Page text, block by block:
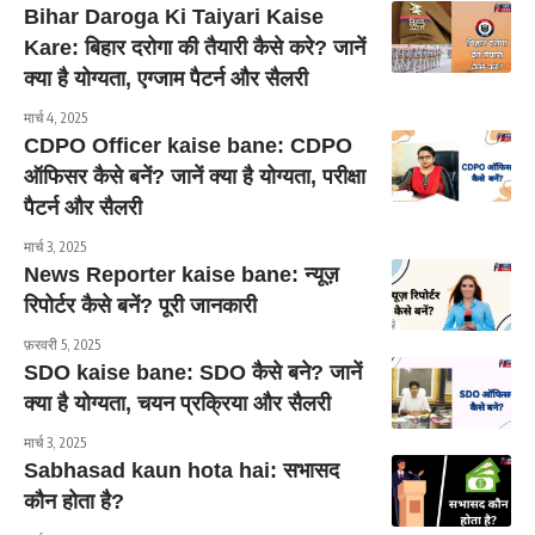
Bihar Daroga Ki Taiyari Kaise
Kare: बिहार दरोगा की तैयारी कैसे करे? जानें
क्या है योग्यता, एग्जाम पैटर्न और सैलरी
मार्च 4, 2025
CDPO Officer kaise bane: CDPO
ऑफिसर कैसे बनें? जानें क्या है योग्यता, परीक्षा
पैटर्न और सैलरी
मार्च 3, 2025
News Reporter kaise bane: न्यूज़
रिपोर्टर कैसे बनें? पूरी जानकारी
फ़रवरी 5, 2025
SDO kaise bane: SDO कैसे बने? जानें
क्या है योग्यता, चयन प्रक्रिया और सैलरी
मार्च 3, 2025
Sabhasad kaun hota hai: सभासद
कौन होता है?